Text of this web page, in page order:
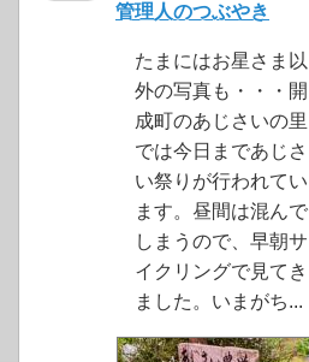
管理人のつぶやき
たまにはお星さま以
外の写真も・・・開
成町のあじさいの里
では今日まであじさ
い祭りが行われてい
ます。昼間は混んで
しまうので、早朝サ
イクリングで見てき
ました。いまがち...